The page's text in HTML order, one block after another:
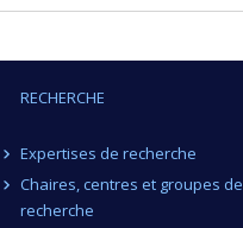
RECHERCHE
Expertises de recherche
Chaires, centres et groupes de
recherche